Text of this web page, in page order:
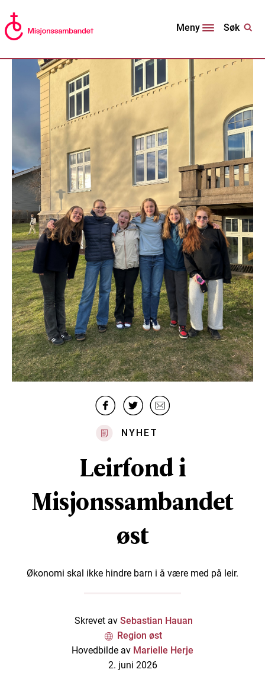
Meny Søk
NYHET
Leirfond i
Misjonssambandet
øst
Økonomi skal ikke hindre barn i å være med på leir.
Skrevet av Sebastian Hauan
Region øst
Hovedbilde av Marielle Herje
2. juni 2026